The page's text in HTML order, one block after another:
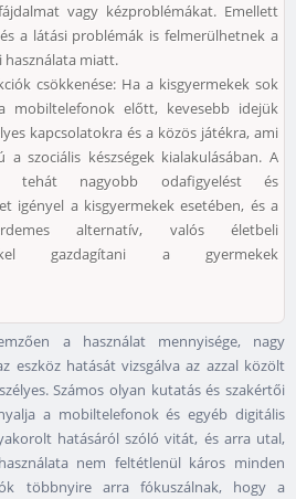
vagy kézproblémákat. Emellett
a látási problémák is felmerülhetnek a
használata miatt.
csökkenése: Ha a kisgyermekek sok
mobiltelefonok előtt, kevesebb idejük
kapcsolatokra és a közös játékra, ami
a szociális készségek kialakulásában. A
tehát nagyobb odafigyelést és
igényel a kisgyermekek esetében, és a
alternatív, valós életbeli
gazdagítani a gyermekek
a használat mennyisége, nagy
eszköz hatását vizsgálva az azzal közölt
Számos olyan kutatás és szakértői
a mobiltelefonok és egyéb digitális
hatásáról szóló vitát, és arra utal,
nem feltétlenül káros minden
többnyire arra fókuszálnak, hogy a